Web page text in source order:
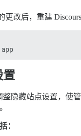
更改后，重建
置
整隐藏站点设置，使
：